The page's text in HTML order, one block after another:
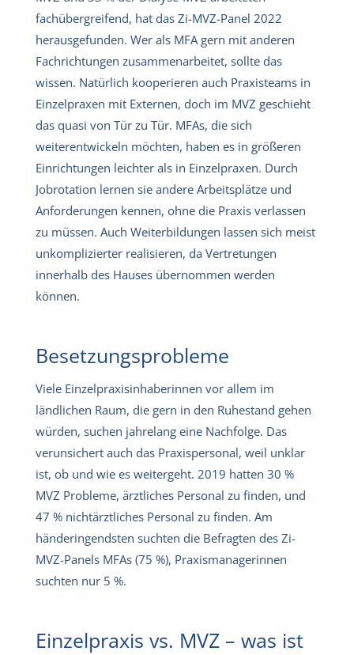
fachübergreifend, hat das Zi-MVZ-Panel 2022
herausgefunden. Wer als MFA gern mit anderen
Fachrichtungen zusammenarbeitet, sollte das
wissen. Natürlich kooperieren auch Praxisteams in
Einzelpraxen mit Externen, doch im MVZ geschieht
das quasi von Tür zu Tür. MFAs, die sich
weiterentwickeln möchten, haben es in größeren
Einrichtungen leichter als in Einzelpraxen. Durch
Jobrotation lernen sie andere Arbeitsplätze und
Anforderungen kennen, ohne die Praxis verlassen
zu müssen. Auch Weiterbildungen lassen sich meist
unkomplizierter realisieren, da Vertretungen
innerhalb des Hauses übernommen werden
können.
Besetzungsprobleme
Viele Einzelpraxisinhaberinnen vor allem im
ländlichen Raum, die gern in den Ruhestand gehen
würden, suchen jahrelang eine Nachfolge. Das
verunsichert auch das Praxispersonal, weil unklar
ist, ob und wie es weitergeht. 2019 hatten 30 %
MVZ Probleme, ärztliches Personal zu finden, und
47 % nichtärztliches Personal zu finden. Am
händeringendsten suchten die Befragten des Zi-
MVZ-Panels MFAs (75 %), Praxismanagerinnen
suchten nur 5 %.
Einzelpraxis vs. MVZ – was ist